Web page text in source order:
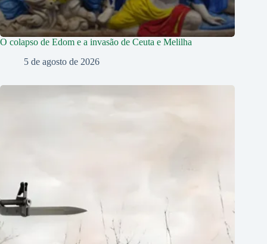
O colapso de Edom e a invasão de Ceuta e Melilha
5 de agosto de 2026